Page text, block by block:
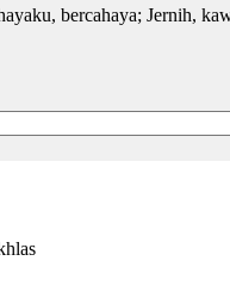
bercahaya; Jernih,